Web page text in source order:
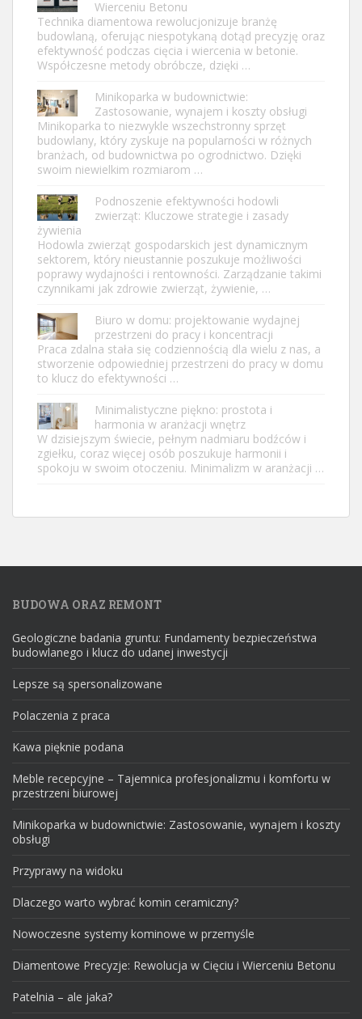
Wierceniu Betonu
Technika diamentowa rewolucjonizuje branżę
budowlaną, oferując niespotykaną dotąd precyzję oraz
efektywność podczas cięcia i wiercenia w betonie.
Współczesne metody obróbcze, dzięki …
Minikoparka w budownictwie:
Zastosowanie, wynajem i koszty obsługi
Minikoparka to niezwykle wszechstronny sprzęt
budowlany, który zyskuje na popularności w różnych
branżach, od budownictwa po ogrodnictwo. Dzięki
swoim niewielkim rozmiarom …
Podnoszenie efektywności hodowli
zwierząt: Kluczowe strategie i zasady
żywienia
Hodowla zwierząt gospodarskich jest dynamicznym
sektorem, który nieustannie poszukuje możliwości
poprawy wydajności i rentowności. Zarządzanie takimi
czynnikami jak zdrowie zwierząt, żywienie, …
Biuro w domu: projektowanie wydajnej
przestrzeni do pracy i koncentracji
Praca zdalna stała się codziennością dla wielu z nas, a
stworzenie odpowiedniej przestrzeni do pracy w domu
to klucz do efektywności …
Minimalistyczne piękno: prostota i
harmonia w aranżacji wnętrz
W dzisiejszym świecie, pełnym nadmiaru bodźców i
zgiełku, coraz więcej osób poszukuje harmonii i
spokoju w swoim otoczeniu. Minimalizm w aranżacji …
BUDOWA ORAZ REMONT
Geologiczne badania gruntu: Fundamenty bezpieczeństwa
budowlanego i klucz do udanej inwestycji
Lepsze są spersonalizowane
Polaczenia z praca
Kawa pięknie podana
Meble recepcyjne – Tajemnica profesjonalizmu i komfortu w
przestrzeni biurowej
Minikoparka w budownictwie: Zastosowanie, wynajem i koszty
obsługi
Przyprawy na widoku
Dlaczego warto wybrać komin ceramiczny?
Nowoczesne systemy kominowe w przemyśle
Diamentowe Precyzje: Rewolucja w Cięciu i Wierceniu Betonu
Patelnia – ale jaka?